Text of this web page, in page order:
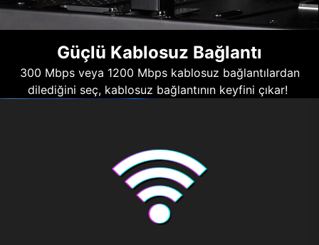
Güçlü Kablosuz Bağlantı
300 Mbps veya 1200 Mbps kablosuz bağlantılardan
dilediğini seç, kablosuz bağlantının keyfini çıkar!